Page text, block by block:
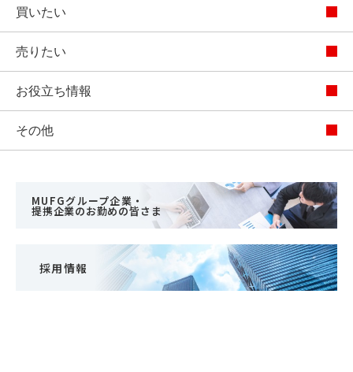
買いたい
売りたい
お役立ち情報
その他
MUFGグループ企業・
提携企業のお勤めの皆さま
採用情報